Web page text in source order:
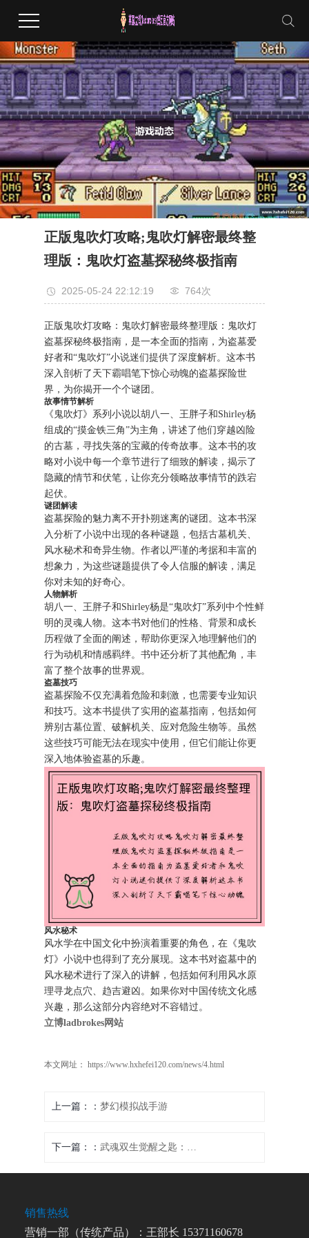
正版鬼吹灯攻略;鬼吹灯解密最终整
理版：鬼吹灯盗墓探秘终极指南
2025-05-24 22:12:19 764次
正版鬼吹灯攻略：鬼吹灯解密最终整理版：鬼吹灯
盗墓探秘终极指南，是一本全面的指南，为盗墓爱
好者和“鬼吹灯”小说迷们提供了深度解析。这本书
深入剖析了天下霸唱笔下惊心动魄的盗墓探险世
界，为你揭开一个个谜团。
故事情节解析
《鬼吹灯》系列小说以胡八一、王胖子和Shirley杨
组成的“摸金铁三角”为主角，讲述了他们穿越凶险
的古墓，寻找失落的宝藏的传奇故事。这本书的攻
略对小说中每一个章节进行了细致的解读，揭示了
隐藏的情节和伏笔，让你充分领略故事情节的跌宕
起伏。
谜团解读
盗墓探险的魅力离不开扑朔迷离的谜团。这本书深
入分析了小说中出现的各种谜题，包括古墓机关、
风水秘术和奇异生物。作者以严谨的考据和丰富的
想象力，为这些谜题提供了令人信服的解读，满足
你对未知的好奇心。
人物解析
胡八一、王胖子和Shirley杨是“鬼吹灯”系列中个性鲜
明的灵魂人物。这本书对他们的性格、背景和成长
历程做了全面的阐述，帮助你更深入地理解他们的
行为动机和情感羁绊。书中还分析了其他配角，丰
富了整个故事的世界观。
盗墓技巧
盗墓探险不仅充满着危险和刺激，也需要专业知识
和技巧。这本书提供了实用的盗墓指南，包括如何
辨别古墓位置、破解机关、应对危险生物等。虽然
这些技巧可能无法在现实中使用，但它们能让你更
深入地体验盗墓的乐趣。
风水秘术
风水学在中国文化中扮演着重要的角色，在《鬼吹
灯》小说中也得到了充分展现。这本书对盗墓中的
风水秘术进行了深入的讲解，包括如何利用风水原
理寻龙点穴、趋吉避凶。如果你对中国传统文化感
兴趣，那么这部分内容绝对不容错过。
立博ladbrokes网站
本文网址： https://www.hxhefei120.com/news/4.html
上一篇： 梦幻模拟战手游
下一篇： 武魂双生觉醒之匙：开启战神之路，叱咤斗罗大陆
销售热线
营销一部（传统产品）：王部长 15371160678